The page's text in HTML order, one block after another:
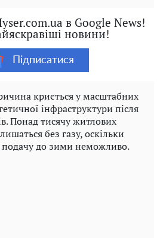
в Google News!
новини!
Підписатися
криється у масштабних
інфраструктури після
Понад тисячу житлових
без газу, оскільки
подачу до зими неможливо.